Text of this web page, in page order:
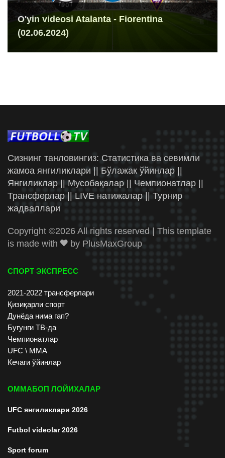
O'yin videosi Atalanta - Fiorentina
(02.06.2024)
Сизнинг танловингиз: Статистика ва севимли
жамоа янгиликлари || Бўлажак ўйинлар ||
Янгиликлар || Мусобақалар || Чемпионатлар ||
Трансферлар || LIVE натижалар || Турнир
жадваллари
Copyright ©2026 All rights reserved | This template
is made with
by PlusMaxGroup
СПОРТ ЭКСПРЕСС
2021-2022 трансферлари
Қизиқарли спорт
Дунёда нима гап?
Бугунги ТВ-да
Чемпионатлар
UFC \ ММА
Кечаги ўйинлар
ОММАБОП ЛОЙИХАЛАР
UFC янгиликлари 2026
Futbol videolar 2026
Sport forum